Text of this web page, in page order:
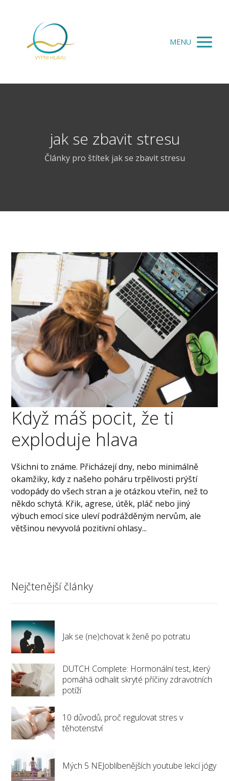
MENU
jak se zbavit stresu
Články pro štítek jak se zbavit stresu
Když máš pocit, že ti
exploduje hlava
Všichni to známe. Přicházejí dny, nebo minimálně
okamžiky, kdy z našeho poháru trpělivosti prýští
vodopády do všech stran a je otázkou vteřin, než to
někdo schytá. Křik, agrese, útěk, pláč nebo jiný
výbuch emocí sice uleví podrážděným nervům, ale
většinou nevyvolá pozitivní ohlasy...
Nejčtenější články
Jak se (ne)chovat k ženě po potratu
DUTCH Complete: Hormonální test, který
pomáhá odhalit skryté příčiny zdravotních
potíží
10 důvodů, proč regulovat stres v
těhotenství
Mých 5 NEJoblíbenějších youtube lekcí jógy